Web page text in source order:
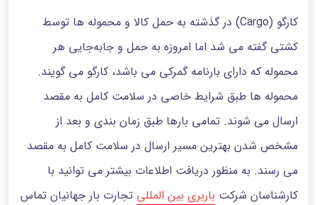
کارگو (Cargo) در گذشته به حمل کالا و محموله ها توسط
کشتی گفته می شد اما امروزه به حمل و جابه‌جایی هر
محموله‌ که دارای بارنامه گمرکی می باشد، کارگو می گویند.
محموله ها طبق شرایط خاصی در سلامت کامل به مقصد
ارسال می شوند. تمامی بارها طبق زمان بندی و بعد از
مشخص شدن بهترین مسیر ارسال در سلامت کامل به مقصد
می رسند. به منظور دریافت اطلاعات بیشتر می توانید با
کارشناسان شرکت باربری بین المللی تجارت بار جهانیان تماس